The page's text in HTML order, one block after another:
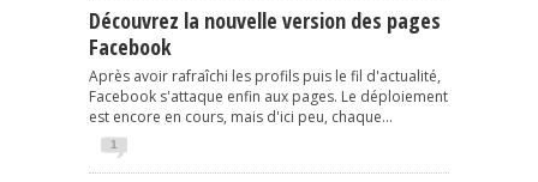
Découvrez la nouvelle version des pages
Facebook
Après avoir rafraîchi les profils puis le fil d'actualité,
Facebook s'attaque enfin aux pages. Le déploiement
est encore en cours, mais d'ici peu, chaque...
1